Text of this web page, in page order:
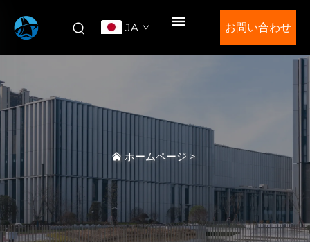
JA お問い合わせ
ホームページ >